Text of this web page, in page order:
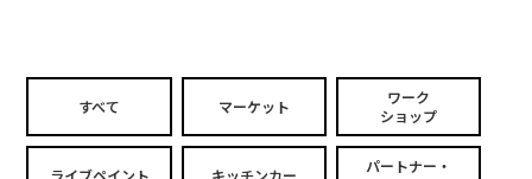
すべて マーケット
ワーク
ショップ
ライブペイント キッチンカー
パートナー・